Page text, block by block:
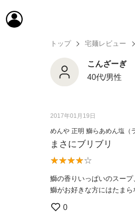
トップ 宅麺レビュー
こんざーぎ
40代/男性
2017年01月19日
めんや 正明 鰤らあめん塩（
まさにブリブリ
鰤の香りいっぱいのスープ
鰤がお好きな方にはたま
0